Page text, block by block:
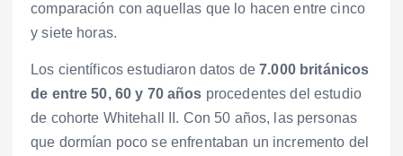
comparación con aquellas que lo hacen entre cinco
y siete horas.
Los científicos estudiaron datos de 7.000 británicos
de entre 50, 60 y 70 años procedentes del estudio
de cohorte Whitehall II. Con 50 años, las personas
que dormían poco se enfrentaban un incremento del